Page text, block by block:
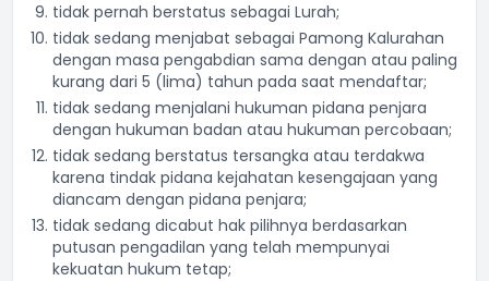
tidak pernah berstatus sebagai Lurah;
tidak sedang menjabat sebagai Pamong Kalurahan
dengan masa pengabdian sama dengan atau paling
kurang dari 5 (lima) tahun pada saat mendaftar;
tidak sedang menjalani hukuman pidana penjara
dengan hukuman badan atau hukuman percobaan;
tidak sedang berstatus tersangka atau terdakwa
karena tindak pidana kejahatan kesengajaan yang
diancam dengan pidana penjara;
tidak sedang dicabut hak pilihnya berdasarkan
putusan pengadilan yang telah mempunyai
kekuatan hukum tetap;